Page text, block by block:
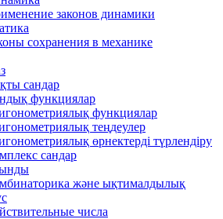
законов динамики
сохранения в механике
сандар
функциялар
функциялар
теңдеулер
өрнектерді түрлендіру
сандар
және ықтималдылық
числа